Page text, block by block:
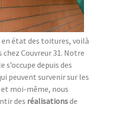
état des toitures, voilà
chez Couvreur 31. Notre
depuis des
peuvent survenir sur les
moi-même, nous
des réalisationsde